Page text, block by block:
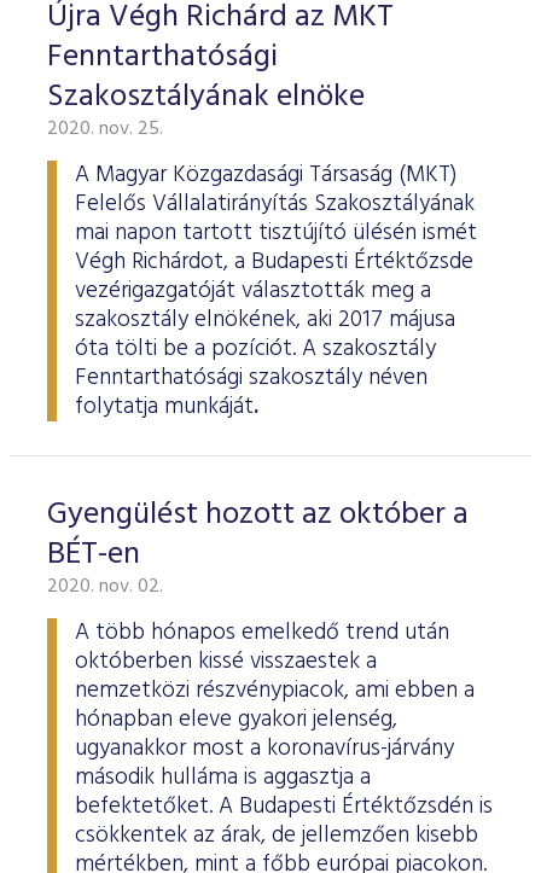
ESG Útmutató
Újra Végh Richárd az MKT
Fenntarthatósági
Szakosztályának elnöke
2020. nov. 25.
A Magyar Közgazdasági Társaság (MKT)
Felelős Vállalatirányítás Szakosztályának
mai napon tartott tisztújító ülésén ismét
Végh Richárdot, a Budapesti Értéktőzsde
vezérigazgatóját választották meg a
szakosztály elnökének, aki 2017 májusa
óta tölti be a pozíciót. A szakosztály
Fenntarthatósági szakosztály néven
folytatja munkáját.
Gyengülést hozott az október a
BÉT-en
2020. nov. 02.
A több hónapos emelkedő trend után
októberben kissé visszaestek a
nemzetközi részvénypiacok, ami ebben a
hónapban eleve gyakori jelenség,
ugyanakkor most a koronavírus-járvány
második hulláma is aggasztja a
befektetőket. A Budapesti Értéktőzsdén is
csökkentek az árak, de jellemzően kisebb
mértékben, mint a főbb európai piacokon.